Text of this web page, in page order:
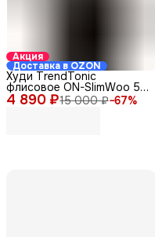
Акция
Доставка в OZON
4 890 ₽15 000 ₽−67%
Худи TrendTonic
флисовое ON-SlimWoo 5-
2/Х-03 серое 44-46